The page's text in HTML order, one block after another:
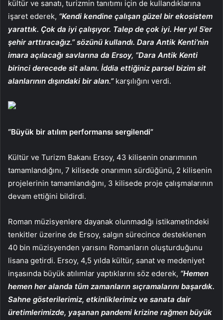
kültür ve sanatı, turizmin tanıtımı için de kullandıklarına
işaret ederek, “Kendi kendine çalışan güzel bir ekosistem
yarattık. Çok da iyi çalışıyor. Talep de çok iyi. Her yıl 5’er
şehir arttıracağız.” sözünü kullandı. Dara Antik Kenti’nin
imara açılacağı savlarına da Ersoy, “Dara Antik Kenti
birinci derecede sit alanı. İddia ettiğiniz parsel bizim sit
alanlarının dışındaki bir alan.”karşılığını verdi.
“Büyük bir atılım performansı sergilendi”
Kültür ve Turizm Bakanı Ersoy, 43 kilisenin onarımının
tamamlandığını, 7 kilisede onarımın sürdüğünü, 2 kilisenin
projelerinin tamamlandığını, 3 kilisede proje çalışmalarının
devam ettiğini bildirdi.
Roman müzisyenlere dayanak olunmadığı istikametindeki
tenkitler üzerine de Ersoy, salgın sürecince desteklenen
40 bin müzisyenden yarısını Romanların oluşturduğunu
lisana getirdi. Ersoy, 4,5 yılda kültür, sanat ve medeniyet
inşasında büyük atılımlar yaptıklarını söz ederek, “Hemen
hemen her alanda tüm zamanların sıçramalarını başardık.
Sahne gösterilerimiz, etkinliklerimiz ve sanata dair
üretimlerimizde, yaşanan pandemi krizine rağmen büyük